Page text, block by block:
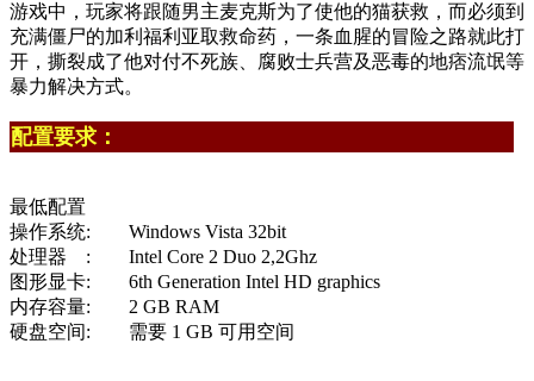
游戏中，玩家将跟随男主麦克斯为了使他的猫获救，而必须到
充满僵尸的加利福利亚取救命药，一条血腥的冒险之路就此打
开，撕裂成了他对付不死族、腐败士兵营及恶毒的地痞流氓等
暴力解决方式。
配置要求：
最低配置
操作系统: Windows Vista 32bit
处理器 : Intel Core 2 Duo 2,2Ghz
图形显卡: 6th Generation Intel HD graphics
内存容量: 2 GB RAM
硬盘空间: 需要 1 GB 可用空间